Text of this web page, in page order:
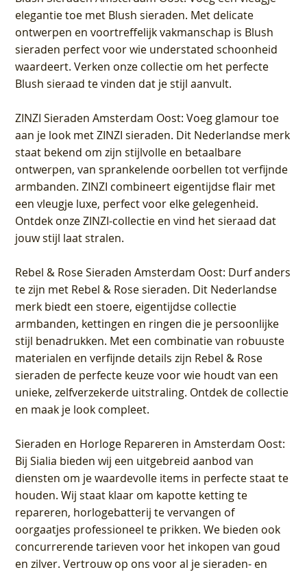
elegantie toe met Blush sieraden. Met delicate
ontwerpen en voortreffelijk vakmanschap is Blush
sieraden perfect voor wie understated schoonheid
waardeert. Verken onze collectie om het perfecte
Blush sieraad te vinden dat je stijl aanvult.
ZINZI Sieraden Amsterdam Oost: Voeg glamour toe
aan je look met ZINZI sieraden. Dit Nederlandse merk
staat bekend om zijn stijlvolle en betaalbare
ontwerpen, van sprankelende oorbellen tot verfijnde
armbanden. ZINZI combineert eigentijdse flair met
een vleugje luxe, perfect voor elke gelegenheid.
Ontdek onze ZINZI-collectie en vind het sieraad dat
jouw stijl laat stralen.
Rebel & Rose Sieraden Amsterdam Oost: Durf anders
te zijn met Rebel & Rose sieraden. Dit Nederlandse
merk biedt een stoere, eigentijdse collectie
armbanden, kettingen en ringen die je persoonlijke
stijl benadrukken. Met een combinatie van robuuste
materialen en verfijnde details zijn Rebel & Rose
sieraden de perfecte keuze voor wie houdt van een
unieke, zelfverzekerde uitstraling. Ontdek de collectie
en maak je look compleet.
Sieraden en Horloge Repareren in Amsterdam Oost:
Bij Sialia bieden wij een uitgebreid aanbod van
diensten om je waardevolle items in perfecte staat te
houden. Wij staat klaar om kapotte ketting te
repareren, horlogebatterij te vervangen of
oorgaatjes professioneel te prikken. We bieden ook
concurrerende tarieven voor het inkopen van goud
en zilver. Vertrouw op ons voor al je sieraden- en